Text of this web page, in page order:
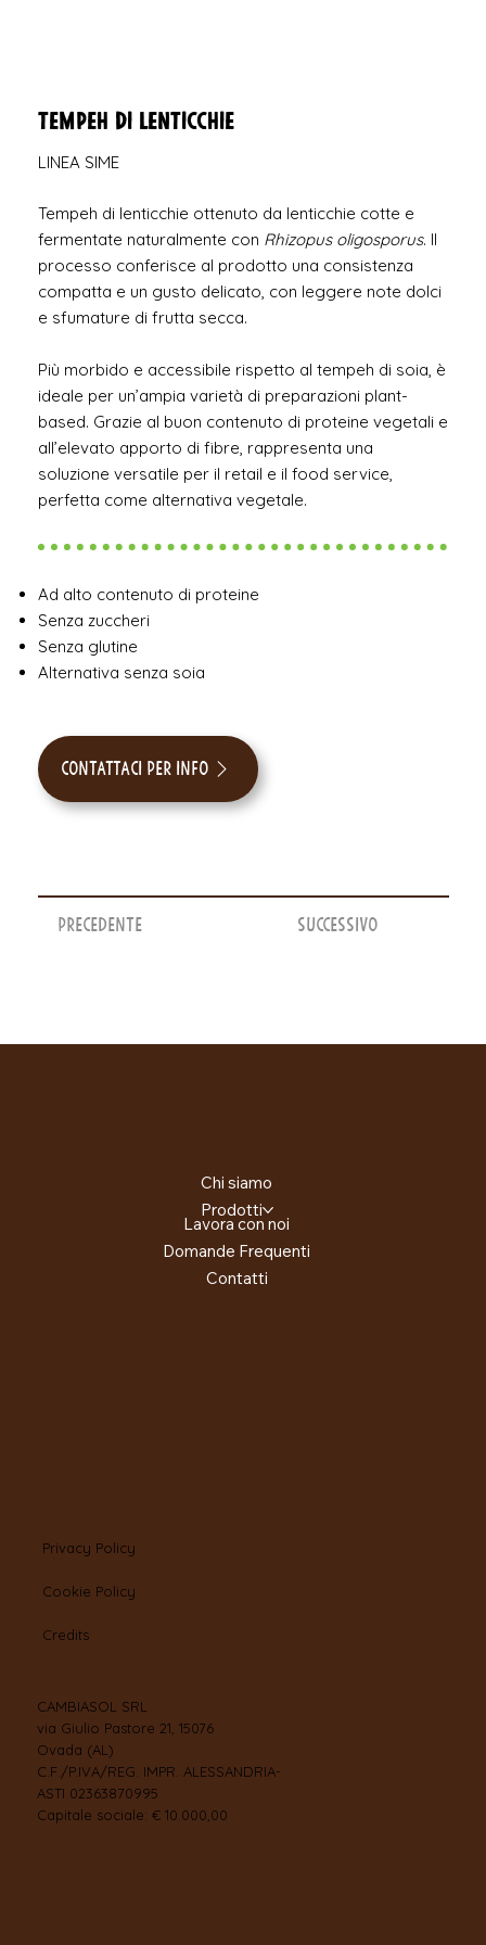
Tempeh di lenticchie
LINEA SIME
Tempeh di lenticchie ottenuto da lenticchie cotte e
fermentate naturalmente con Rhizopus oligosporus. Il
processo conferisce al prodotto una consistenza
compatta e un gusto delicato, con leggere note dolci
e sfumature di frutta secca.
Più morbido e accessibile rispetto al tempeh di soia, è
ideale per un’ampia varietà di preparazioni plant-
based. Grazie al buon contenuto di proteine vegetali e
all’elevato apporto di fibre, rappresenta una
soluzione versatile per il retail e il food service,
perfetta come alternativa vegetale.
Ad alto contenuto di proteine
Senza zuccheri
Senza glutine
Alternativa senza soia
Contattaci per info
Precedente Successivo
Chi siamo
Prodotti
Lavora con noi
Domande Frequenti
Contatti
Privacy Policy
Cookie Policy
Credits
CAMBIASOL SRL
via Giulio Pastore 21, 15076
Ovada (AL)
C.F./P.IVA/REG. IMPR. ALESSANDRIA-
ASTI 02363870995
Capitale sociale: € 10.000,00